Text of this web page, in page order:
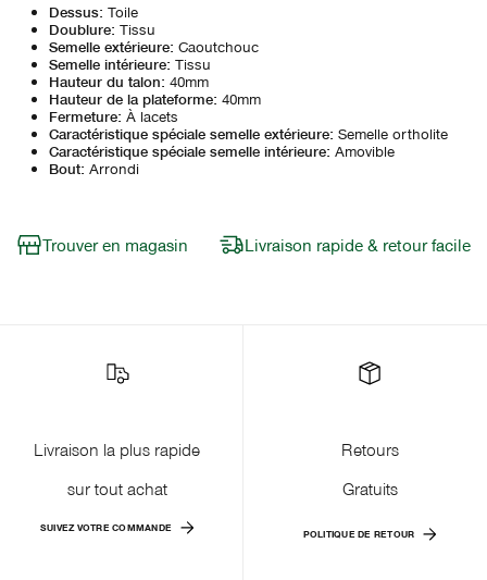
Dessus: Toile
Doublure: Tissu
Semelle extérieure: Caoutchouc
Semelle intérieure: Tissu
Hauteur du talon: 40mm
Hauteur de la plateforme: 40mm
Fermeture: À lacets
Caractéristique spéciale semelle extérieure: Semelle ortholite
Caractéristique spéciale semelle intérieure: Amovible
Bout: Arrondi
Trouver en magasin Livraison rapide & retour facile
Livraison la plus rapide
sur tout achat
SUIVEZ VOTRE COMMANDE
Retours
Gratuits
POLITIQUE DE RETOUR